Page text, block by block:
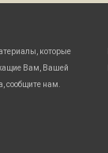
которые
Вам, Вашей
сообщите нам.